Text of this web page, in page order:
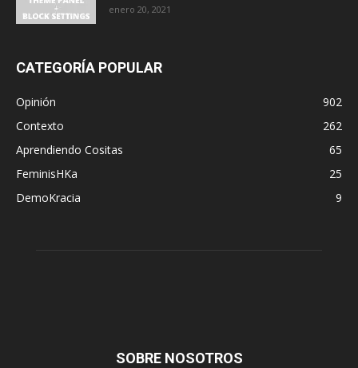
enero 20, 2021
CATEGORÍA POPULAR
Opinión
902
Contexto
262
Aprendiendo Cositas
65
FeminisHKa
25
DemoKracia
9
SOBRE NOSOTROS